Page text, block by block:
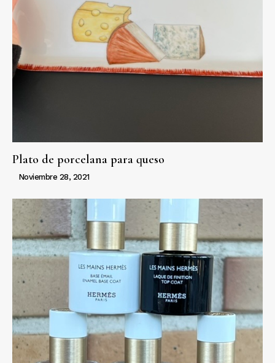
Plato de porcelana para queso
Noviembre 28, 2021